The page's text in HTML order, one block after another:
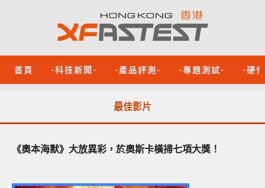
首頁 -科技新聞- -產品評測- -專題測試- -硬
最佳影片
《奧本海默》大放異彩，於奧斯卡橫掃七項大獎！